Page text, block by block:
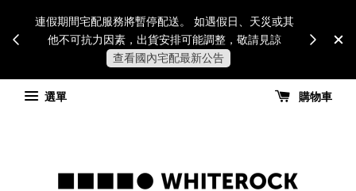
連假期間宅配服務將暫停配送。 如遇假日、天災或其
他不可抗力因素，出貨安排可能調整，敬請見諒
查看國內宅配最新公告
for all
國
選單
購物車